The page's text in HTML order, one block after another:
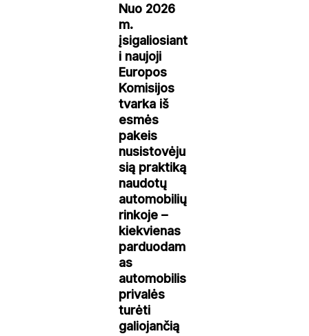
Nuo 2026
m.
įsigaliosiant
i naujoji
Europos
Komisijos
tvarka iš
esmės
pakeis
nusistovėju
sią praktiką
naudotų
automobilių
rinkoje –
kiekvienas
parduodam
as
automobilis
privalės
turėti
galiojančią